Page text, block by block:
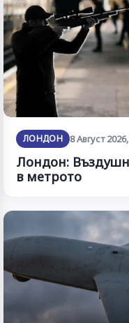
ЛОНДОН 8 Август
Лондон:
в метрото